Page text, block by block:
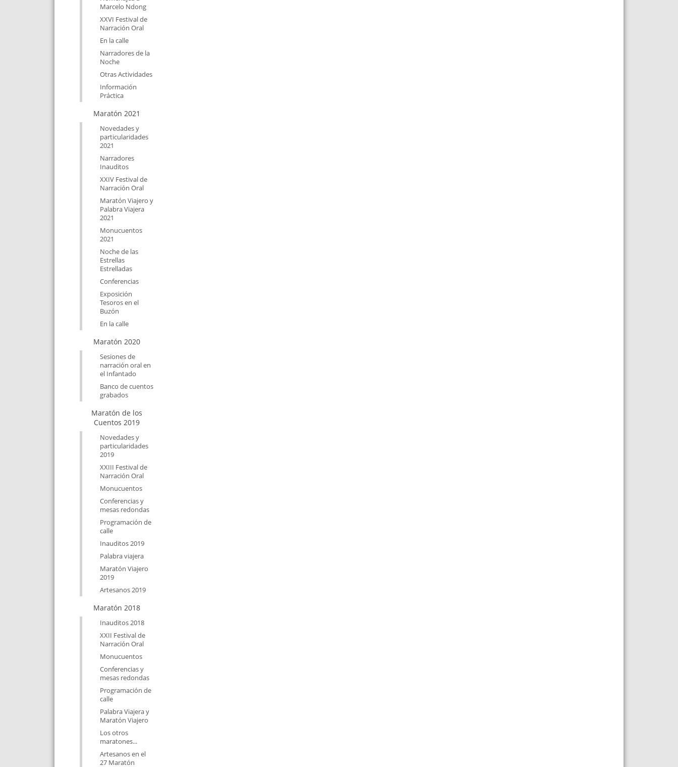
Marcelo Ndong
XXVI Festival de
Narración Oral
En la calle
Narradores de la
Noche
Otras Actividades
Información
Práctica
Maratón 2021
Novedades y
particularidades
2021
Narradores
Inauditos
XXIV Festival de
Narración Oral
Maratón Viajero y
Palabra Viajera
2021
Monucuentos
2021
Noche de las
Estrellas
Estrelladas
Conferencias
Exposición
Tesoros en el
Buzón
En la calle
Maratón 2020
Sesiones de
narración oral en
el Infantado
Banco de cuentos
grabados
Maratón de los
Cuentos 2019
Novedades y
particularidades
2019
XXIII Festival de
Narración Oral
Monucuentos
Conferencias y
mesas redondas
Programación de
calle
Inauditos 2019
Palabra viajera
Maratón Viajero
2019
Artesanos 2019
Maratón 2018
Inauditos 2018
XXII Festival de
Narración Oral
Monucuentos
Conferencias y
mesas redondas
Programación de
calle
Palabra Viajera y
Maratón Viajero
Los otros
maratones...
Artesanos en el
27 Maratón